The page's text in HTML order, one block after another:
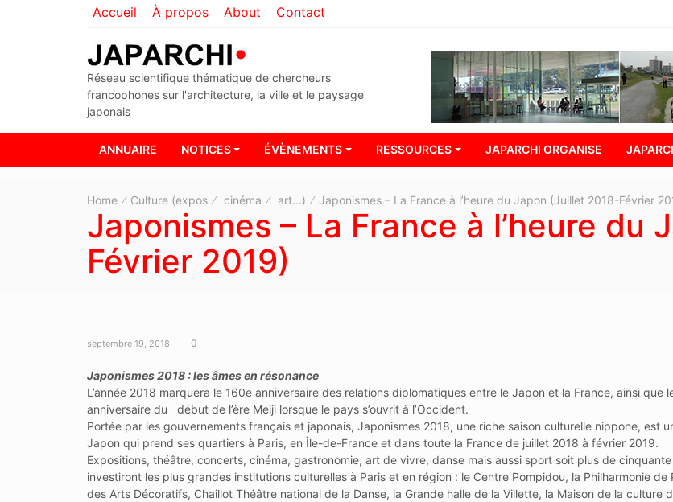
Accueil À propos About Contact
Réseau scientifique thématique de chercheurs
francophones sur l'architecture, la ville et le paysage
japonais
ANNUAIRE NOTICES ÉVÈNEMENTS RESSOURCES JAPARCHI ORGANISE
Home Culture (expos cinéma art...) Japonismes – La France à l’heure du Japon (Juillet 2018-Février
Japonismes – La France à l’heure du
Février 2019)
septembre 19, 2018 0
Japonismes 2018 : les âmes en résonance
L’année 2018 marquera le 160e anniversaire des relations diplomatiques entre le Japon et la France, ainsi que
anniversaire du début de l’ère Meiji lorsque le pays s’ouvrit à l’Occident.
Portée par les gouvernements français et japonais, Japonismes 2018, une riche saison culturelle nippone, est
Japon qui prend ses quartiers à Paris, en Île-de-France et dans toute la France de juillet 2018 à février 2019.
Expositions, théâtre, concerts, cinéma, gastronomie, art de vivre, danse mais aussi sport soit plus de
investiront les plus grandes institutions culturelles à Paris et en région : le Centre Pompidou, la Philharmonie de
des Arts Décoratifs, Chaillot Théâtre national de la Danse, la Grande halle de la Villette, la Maison de la culture